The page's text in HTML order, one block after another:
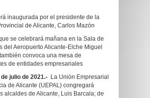
inaugurada por el presidente de la
de Alicante, Carlos Mazón
se celebrará mañana en la Sala de
del Aeropuerto Alicante-Elche Miguel
convoca una mesa de
de entidades empresariales
julio de 2021.- La Unión Empresarial
de Alicante (UEPAL) congregará
alcaldes de Alicante, Luis Barcala; de